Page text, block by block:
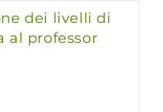
dei livelli di
al professor